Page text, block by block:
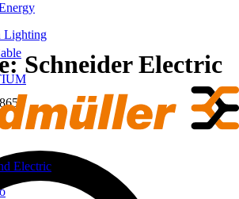
Lighting
Electric
Schneider Electric